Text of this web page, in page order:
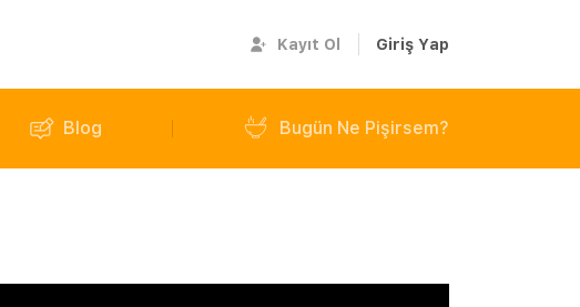
Kayıt Ol Giriş Yap
Blog Bugün Ne Pişirsem?